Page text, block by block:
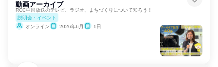
動画アーカイブ
RCC中国放送のテレビ、ラジオ、まちづくりについて知ろう！
説明会・イベント
オンライン
2026年6月 1日